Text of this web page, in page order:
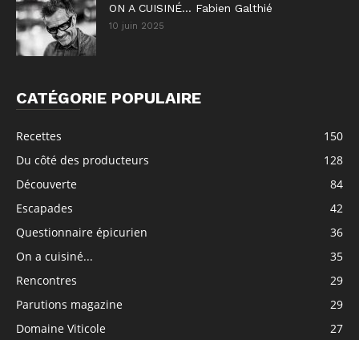
ON A CUISINÉ… Fabien Galthié
10 juin 2025
CATÉGORIE POPULAIRE
Recettes
150
Du côté des producteurs
128
Découverte
84
Escapades
42
Questionnaire épicurien
36
On a cuisiné...
35
Rencontres
29
Parutions magazine
29
Domaine Viticole
27